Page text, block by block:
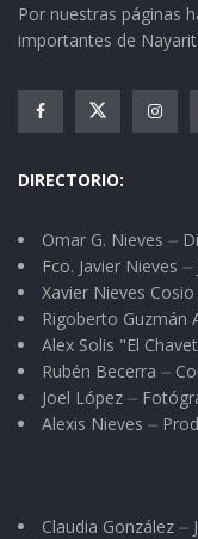
Por nuestras páginas
importantes de Nayarit.
DIRECTORIO:
Omar G. Nieves ⏤
Fco. Javier Nieves
Xavier Nieves
Rigoberto Guzmán
Alex Solis "El
Rubén Becerra ⏤
Joel López ⏤
Alexis Nieves ⏤
Claudia González ⏤